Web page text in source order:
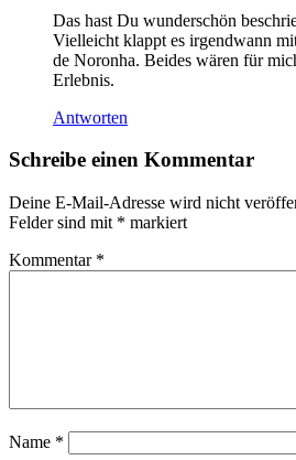
Das hast Du wunderschön
Vielleicht klappt es irgendwann
de Noronha. Beides wären für
Erlebnis.
Antworten
Schreibe einen Kommentar
Deine E-Mail-Adresse wird nicht
Felder sind mit * markiert
Kommentar *
Name *